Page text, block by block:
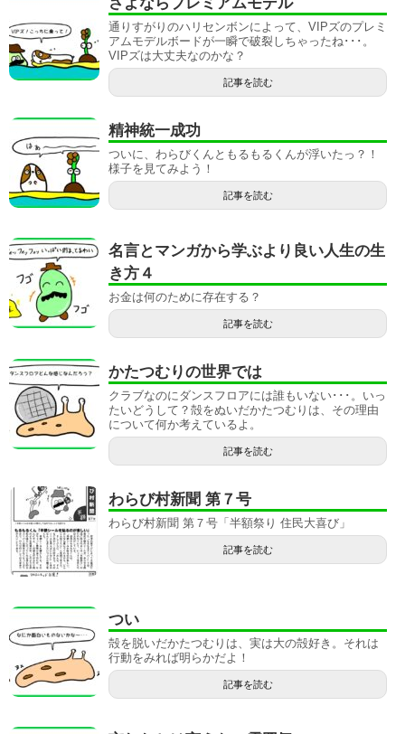
さよならプレミアムモデル
通りすがりのハリセンボンによって、VIPズのプレミ
アムモデルボードが一瞬で破裂しちゃったね･･･。
VIPズは大丈夫なのかな？
記事を読む
精神統一成功
ついに、わらびくんともるもるくんが浮いたっ？！
様子を見てみよう！
記事を読む
名言とマンガから学ぶより良い人生の生
き方４
お金は何のために存在する？
記事を読む
かたつむりの世界では
クラブなのにダンスフロアには誰もいない･･･。いっ
たいどうして？殻をぬいだかたつむりは、その理由
について何か考えているよ。
記事を読む
わらび村新聞 第７号
わらび村新聞 第７号「半額祭り 住民大喜び」
記事を読む
つい
殻を脱いだかたつむりは、実は大の殻好き。それは
行動をみれば明らかだよ！
記事を読む